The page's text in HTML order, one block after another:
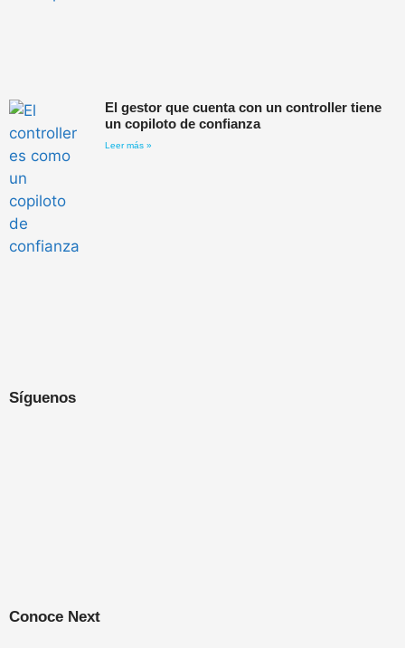
El gestor que cuenta con un controller tiene
un copiloto de confianza
Leer más »
Síguenos
Conoce Next